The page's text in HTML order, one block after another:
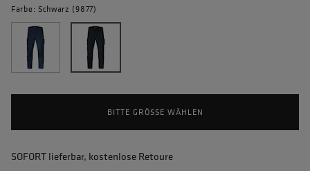
Farbe: Schwarz (9877)
BITTE GRÖSSE WÄHLEN
SOFORT lieferbar, kostenlose Retoure